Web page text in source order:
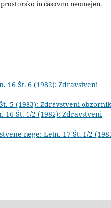
prostorsko in časovno neomejen.
16 Št. 6 (1982): Zdravstveni
5 (1983): Zdravstveni obzornik
16 Št. 1/2 (1982): Zdravstveni
nege: Letn. 17 Št. 1/2